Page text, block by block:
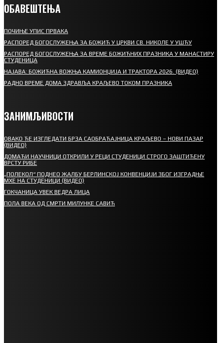
ОБАВЕШТЕЊА
ПОЧИЊЕ УПИС ПРВАКА
РАСПОРЕД БОГОСЛУЖЕЊА ЗА БОЖИЋ У ЦРКВИ СВ. НИКОЛЕ У УШЋУ
РАСПОРЕД БОГОСЛУЖЕЊА ЗА ВРЕМЕ БОЖИЋНИХ ПРАЗНИКА У МАНАСТИРУ
СТУДЕНИЦА
НАЈАВА: БОЖИЋНА ВОЖЊА КАМИОНЏИЈА И ТРАКТОРА 2026. (ВИДЕО)
РАДНО ВРЕМЕ ДОМА ЗДРАВЉА КРАЉЕВО ТОКОМ ПРАЗНИКА
ЗАНИМЉИВОСТИ
ОВАКО ЋЕ ИЗГЛЕДАТИ БРЗА САОБРАЋАЈНИЦА КРАЉЕВО – НОВИ ПАЗАР
(ВИДЕО)
ДОМАЋИ НАУЧНИЦИ ОТКРИЛИ У РЕЦИ СТУДЕНИЦИ СТРОГО ЗАШТИЋЕНУ
ВРСТУ РИБЕ
„ПОЛЕКОЛ“ ПОДНЕО ЖАЛБУ БЕРЛИНСКОЈ КОНВЕНЦИЈИ ЗБОГ ИЗГРАДЊЕ
МХЕ НА СТУДЕНИЦИ (ВИДЕО)
ГОКЧАНИЦА УВЕК ВЕДРА ЛИЦА
ПОЛА ВЕКА ОД СМРТИ МИЛУНКЕ САВИЋ